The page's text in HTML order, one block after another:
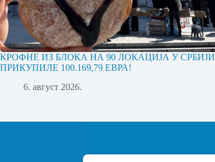
КРОФНЕ ИЗ БЛОКА НА 90 ЛОКАЦИЈА У СРБИЈИ
ПРИКУПИЛЕ 100.169,79 ЕВРА!
6. август 2026.